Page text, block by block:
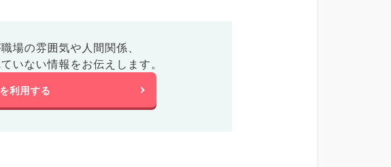
職場の雰囲気や人間関係、
いない情報をお伝えします。
利用する